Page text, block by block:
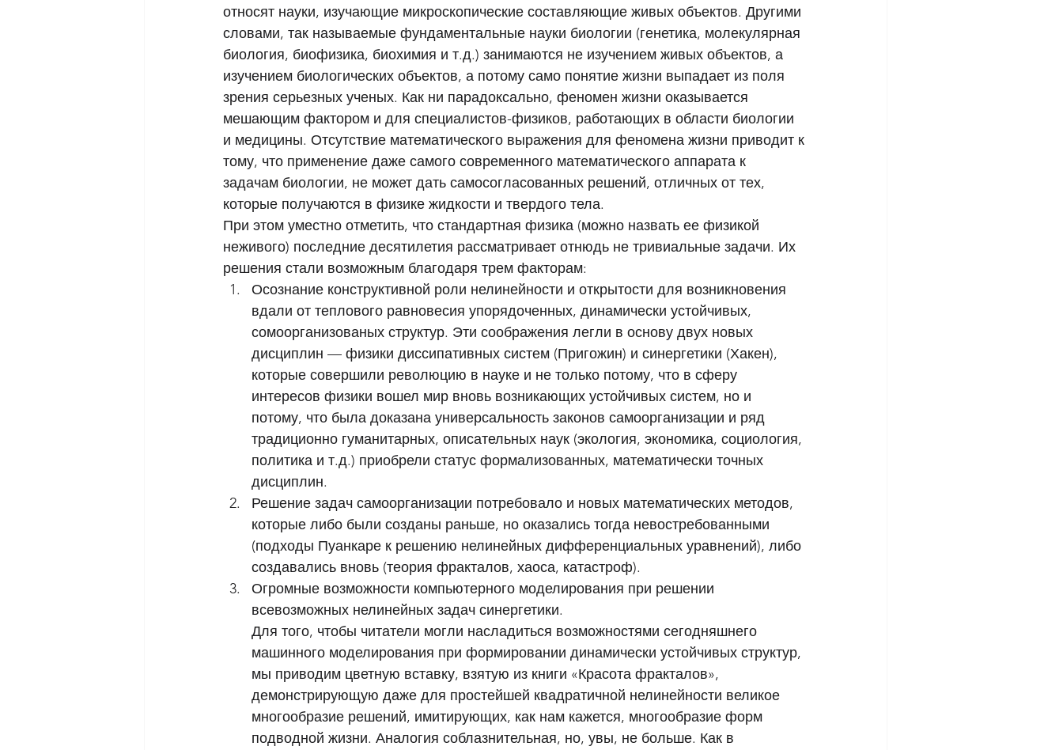
относят науки, изучающие микроскопические составляющие живых объектов. Другими
словами, так называемые фундаментальные науки биологии (генетика, молекулярная
биология, биофизика, биохимия и т.д.) занимаются не изучением живых объектов, а
изучением биологических объектов, а потому само понятие жизни выпадает из поля
зрения серьезных ученых. Как ни парадоксально, феномен жизни оказывается
мешающим фактором и для специалистов-физиков, работающих в области биологии
и медицины. Отсутствие математического выражения для феномена жизни приводит к
тому, что применение даже самого современного математического аппарата к
задачам биологии, не может дать самосогласованных решений, отличных от тех,
которые получаются в физике жидкости и твердого тела.
При этом уместно отметить, что стандартная физика (можно назвать ее физикой
неживого) последние десятилетия рассматривает отнюдь не тривиальные задачи. Их
решения стали возможным благодаря трем факторам:
Осознание конструктивной роли нелинейности и открытости для возникновения
вдали от теплового равновесия упорядоченных, динамически устойчивых,
сомоорганизованых структур. Эти соображения легли в основу двух новых
дисциплин — физики диссипативных систем (Пригожин) и синергетики (Хакен),
которые совершили революцию в науке и не только потому, что в сферу
интересов физики вошел мир вновь возникающих устойчивых систем, но и
потому, что была доказана универсальность законов самоорганизации и ряд
традиционно гуманитарных, описательных наук (экология, экономика, социология,
политика и т.д.) приобрели статус формализованных, математически точных
дисциплин.
Решение задач самоорганизации потребовало и новых математических методов,
которые либо были созданы раньше, но оказались тогда невостребованными
(подходы Пуанкаре к решению нелинейных дифференциальных уравнений), либо
создавались вновь (теория фракталов, хаоса, катастроф).
Огромные возможности компьютерного моделирования при решении
всевозможных нелинейных задач синергетики.
Для того, чтобы читатели могли насладиться возможностями сегодняшнего
машинного моделирования при формировании динамически устойчивых структур,
мы приводим цветную вставку, взятую из книги «Красота фракталов»,
демонстрирующую даже для простейшей квадратичной нелинейности великое
многообразие решений, имитирующих, как нам кажется, многообразие форм
подводной жизни. Аналогия соблазнительная, но, увы, не больше. Как в